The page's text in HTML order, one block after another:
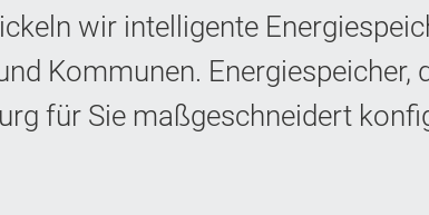
wir intelligente
Kommunen. Energiespeicher,
für Sie maßgeschneidert